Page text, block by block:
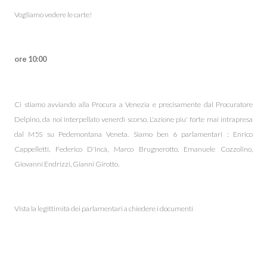
Vogliamo vedere le carte!
ore 10:00
Ci stiamo avviando alla Procura a Venezia e precisamente dal Procuratore
Delpino, da noi interpellato venerdì scorso. L'azione piu' forte mai intrapresa
dal M5S su Pedemontana Veneta. Siamo ben 6 parlamentari : Enrico
Cappelletti, Federico D'Incà, Marco Brugnerotto, Emanuele Cozzolino,
Giovanni Endrizzi, Gianni Girotto.
Vista la legittimità dei parlamentari a chiedere i documenti